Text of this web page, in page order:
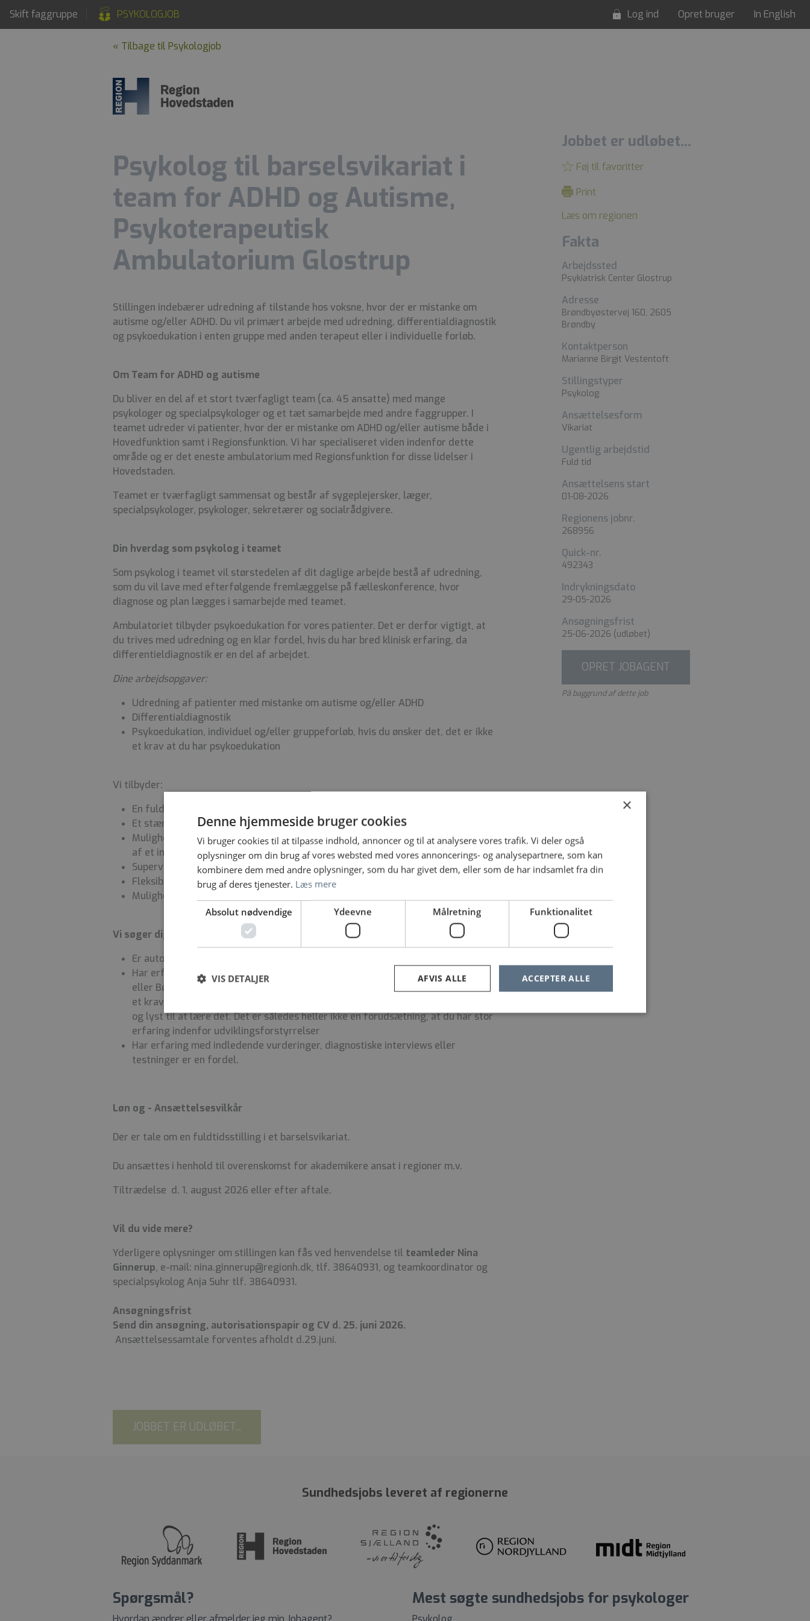
Skift faggruppe PSYKOLOGJOB Log ind Opret bruger In English
« Tilbage til Psykologjob
Psykolog til barselsvikariat i
team for ADHD og Autisme,
Psykoterapeutisk
Ambulatorium Glostrup
Stillingen indebærer udredning af tilstande hos voksne, hvor der er mistanke om
autisme og/eller ADHD. Du vil primært arbejde med udredning, differentialdiagnostik
og psykoedukation i enten gruppe med anden terapeut eller i individuelle forløb.
Om Team for ADHD og autisme
Du bliver en del af et stort tværfagligt team (ca. 45 ansatte) med mange
psykologer og specialpsykologer og et tæt samarbejde med andre faggrupper. I
teamet udreder vi patienter, hvor der er mistanke om ADHD og/eller autisme både i
Hovedfunktion samt i Regionsfunktion. Vi har specialiseret viden indenfor dette
område og er det eneste ambulatorium med Regionsfunktion for disse lidelser i
Hovedstaden.
Teamet er tværfagligt sammensat og består af sygeplejersker, læger,
specialpsykologer, psykologer, sekretærer og socialrådgivere.
Din hverdag som psykolog i teamet
Som psykolog i teamet vil størstedelen af dit daglige arbejde bestå af udredning,
som du vil lave med efterfølgende fremlæggelse på fælleskonference, hvor
diagnose og plan lægges i samarbejde med teamet.
Ambulatoriet tilbyder psykoedukation for vores patienter. Det er derfor vigtigt, at
du trives med udredning og en klar fordel, hvis du har bred klinisk erfaring, da
differentieldiagnostik er en del af arbejdet.
Dine arbejdsopgaver:
Udredning af patienter med mistanke om autisme og/eller ADHD
Differentialdiagnostik
Psykoedukation, individuel og/eller gruppeforløb, hvis du ønsker det, det er ikke
et krav at du har psykoedukation
Vi tilbyder:
En fuldtidsstilling på 37 timer ugentligt
Et stærkt fagligt miljø med gode kollegaer
Mulighed for faglig udvikling, herunder oplæring i specialet efter behov i form
af et individuelt tilpasset mentorforløb i forbindelse med din opstart
Supervision, undervisning, temadage og stor medindflydelse
Fleksibel mødetid
Mulighed for forlængelse eller fastholdelse afhænging af behov og udvikling.
Vi søger dig, som:
Er autoriseret psykolog
Har erfaring med eller interesse for psykiatri, gerne fra sengeafsnit, F-ACT
eller Børne- og ungdomspsykiatrien. Psykiatrisk erfaring er en fordel, men ikke
et krav. Hvis ikke du har erfaring med diagnostik, så har du en stor nysgerrighed
og lyst til at lære det. Det er således heller ikke en forudsætning, at du har stor
erfaring indenfor udviklingsforstyrrelser
Har erfaring med indledende vurderinger, diagnostiske interviews eller
testninger er en fordel.
Løn og - Ansættelsesvilkår
Der er tale om en fuldtidsstilling i et barselsvikariat.
Du ansættes i henhold til overenskomst for akademikere ansat i regioner m.v.
Tiltrædelse d. 1. august 2026 eller efter aftale.
Vil du vide mere?
Yderligere oplysninger om stillingen kan fås ved henvendelse til teamleder Nina
Ginnerup, e-mail: nina.ginnerup@regionh.dk, tlf. 38640931, og teamkoordinator og
specialpsykolog Anja Suhr tlf. 38640931.
Ansøgningsfrist
Send din ansøgning, autorisationspapir og CV d. 25. juni 2026.
Ansættelsessamtale forventes afholdt d.29.juni.
JOBBET ER UDLØBET...
Jobbet er udløbet...
Føj til favoritter
Print
Læs om regionen
Fakta
Arbejdssted
Psykiatrisk Center Glostrup
Adresse
Brøndbyøstervej 160, 2605
Brøndby
Kontaktperson
Marianne Birgit Vestentoft
Stillingstyper
Psykolog
Ansættelsesform
Vikariat
Ugentlig arbejdstid
Fuld tid
Ansættelsens start
01-08-2026
Regionens jobnr.
268956
Quick-nr.
492343
Indrykningsdato
29-05-2026
Ansøgningsfrist
25-06-2026 (udløbet)
OPRET JOBAGENT
På baggrund af dette job
Sundhedsjobs leveret af regionerne
Spørgsmål? Mest søgte sundhedsjobs for psykologer
×
Denne hjemmeside bruger cookies
Vi bruger cookies til at tilpasse indhold, annoncer og til at analysere vores trafik. Vi deler også
oplysninger om din brug af vores websted med vores annoncerings- og analysepartnere, som kan
kombinere dem med andre oplysninger, som du har givet dem, eller som de har indsamlet fra din
brug af deres tjenester. Læs mere
Absolut nødvendige Ydeevne Målretning Funktionalitet
ACCEPTER ALLE
AFVIS ALLE
VIS DETALJER